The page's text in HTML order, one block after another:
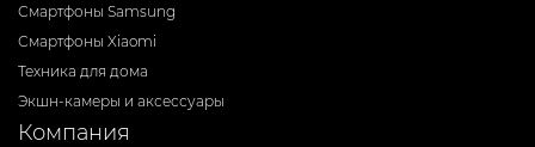
Смартфоны Samsung
Смартфоны Xiaomi
Техника для дома
Экшн-камеры и аксессуары
Компания